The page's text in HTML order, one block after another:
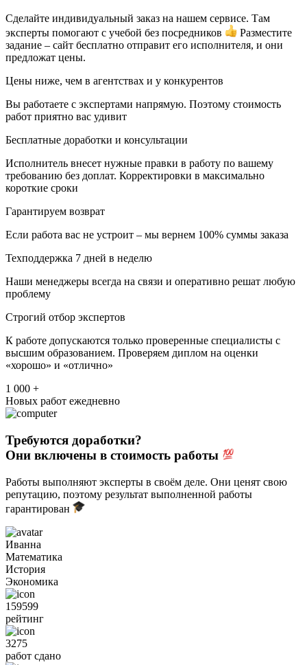
Сделайте индивидуальный заказ на нашем сервисе. Там
эксперты помогают с учебой без посредников
Разместите
задание – сайт бесплатно отправит его исполнителя, и они
предложат цены.
Цены ниже, чем в агентствах и у конкурентов
Вы работаете с экспертами напрямую. Поэтому стоимость
работ приятно вас удивит
Бесплатные доработки и консультации
Исполнитель внесет нужные правки в работу по вашему
требованию без доплат. Корректировки в максимально
короткие сроки
Гарантируем возврат
Если работа вас не устроит – мы вернем 100% суммы заказа
Техподдержка 7 дней в неделю
Наши менеджеры всегда на связи и оперативно решат любую
проблему
Строгий отбор экспертов
К работе допускаются только проверенные специалисты с
высшим образованием. Проверяем диплом на оценки
«хорошо» и «отлично»
1 000 +
Новых работ ежедневно
Требуются доработки?
Они включены в стоимость работы
Работы выполняют эксперты в своём деле. Они ценят свою
репутацию, поэтому результат выполненной работы
гарантирован
Иванна
Математика
История
Экономика
159599
рейтинг
3275
работ сдано